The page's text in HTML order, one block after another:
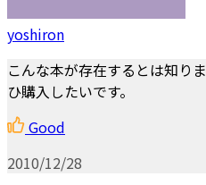
yoshiron
こんな本が存在するとは知り
ひ購入したいです。
Good
2010/12/28